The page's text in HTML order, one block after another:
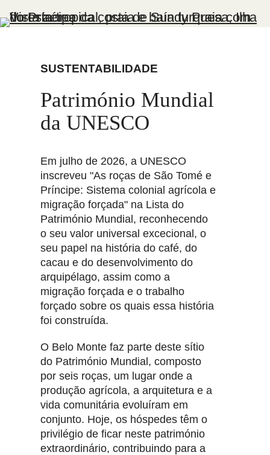
SUSTENTABILIDADE
Património Mundial
da UNESCO
Em julho de 2026, a UNESCO
inscreveu "As roças de São Tomé e
Príncipe: Sistema colonial agrícola e
migração forçada" na Lista do
Património Mundial, reconhecendo
o seu valor universal excecional, o
seu papel na história do café, do
cacau e do desenvolvimento do
arquipélago, assim como a
migração forçada e o trabalho
forçado sobre os quais essa história
foi construída.
O Belo Monte faz parte deste sítio
do Património Mundial, composto
por seis roças, um lugar onde a
produção agrícola, a arquitetura e a
vida comunitária evoluíram em
conjunto. Hoje, os hóspedes têm o
privilégio de ficar neste património
extraordinário, contribuindo para a